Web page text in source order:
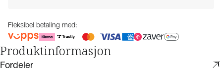
Fleksibel betaling med:
Produktinformasjon
Fordeler